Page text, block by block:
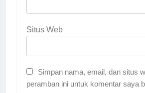
Situs Web
Simpan nama, email, dan situs
peramban ini untuk komentar saya